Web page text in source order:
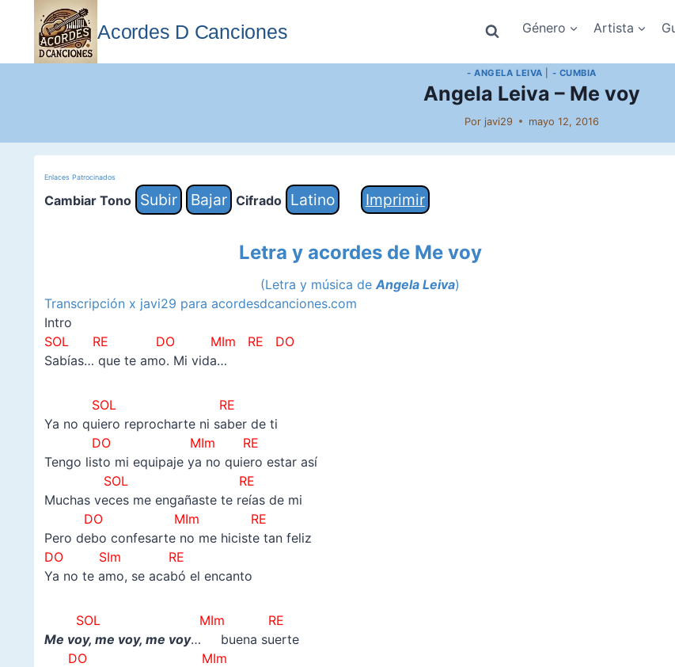
contenido
Acordes D Canciones Género Artista
- ANGELA LEIVA - CUMBIA
Angela Leiva – Me voy
Por javi29 mayo 12, 2016
Enlaces Patrocinados
Cambiar Tono Subir Bajar Cifrado Latino Imprimir
Letra y acordes de Me voy
(Letra y música deAngela Leiva)
Transcripción x javi29 para acordesdcanciones.com
Intro
SOL RE DO MIm RE DO
Sabías… que te amo. Mi vida…
SOL RE
Ya no quiero reprocharte ni saber de ti
DO MIm RE
Tengo listo mi equipaje ya no quiero estar así
SOL RE
Muchas veces me engañaste te reías de mi
DO MIm RE
Pero debo confesarte no me hiciste tan feliz
DO SIm RE
Ya no te amo, se acabó el encanto
SOL MIm RE
Me voy, me voy, me voy… buena suerte
DO MIm